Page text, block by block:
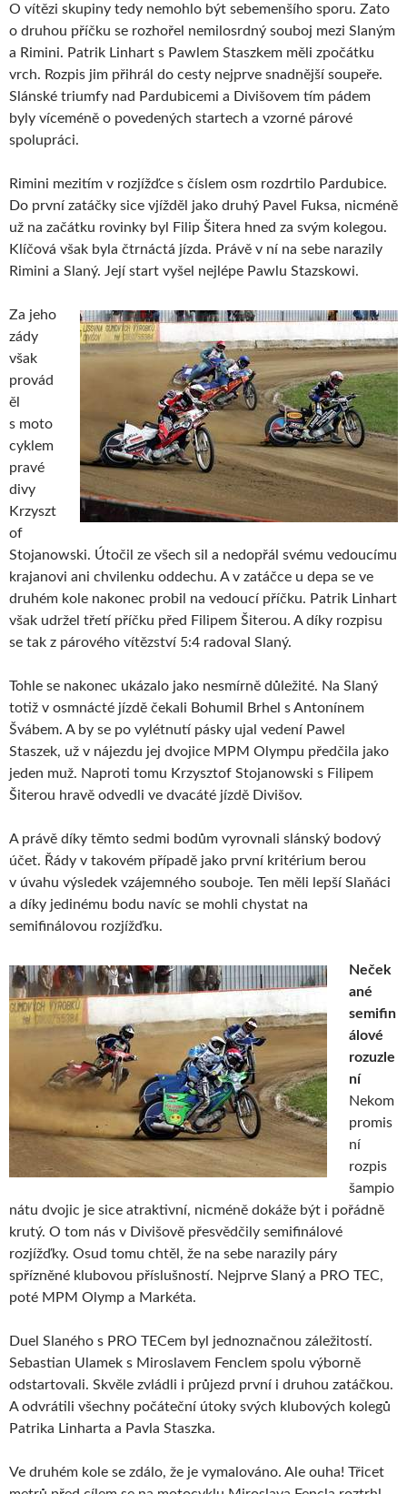
O vítězi skupiny tedy nemohlo být sebemenšího sporu. Zato
o druhou příčku se rozhořel nemilosrdný souboj mezi Slaným
a Rimini. Patrik Linhart s Pawlem Staszkem měli zpočátku
vrch. Rozpis jim přihrál do cesty nejprve snadnější soupeře.
Slánské triumfy nad Pardubicemi a Divišovem tím pádem
byly víceméně o povedených startech a vzorné párové
spolupráci.
Rimini mezitím v rozjížďce s číslem osm rozdrtilo Pardubice.
Do první zatáčky sice vjížděl jako druhý Pavel Fuksa, nicméně
už na začátku rovinky byl Filip Šitera hned za svým kolegou.
Klíčová však byla čtrnáctá jízda. Právě v ní na sebe narazily
Rimini a Slaný. Její start vyšel nejlépe Pawlu Stazskowi.
Za jeho
zády
však
provád
ěl
s moto
cyklem
pravé
divy
Krzyszt
of
Stojanowski. Útočil ze všech sil a nedopřál svému vedoucímu
krajanovi ani chvilenku oddechu. A v zatáčce u depa se ve
druhém kole nakonec probil na vedoucí příčku. Patrik Linhart
však udržel třetí příčku před Filipem Šiterou. A díky rozpisu
se tak z párového vítězství 5:4 radoval Slaný.
Tohle se nakonec ukázalo jako nesmírně důležité. Na Slaný
totiž v osmnácté jízdě čekali Bohumil Brhel s Antonínem
Švábem. A by se po vylétnutí pásky ujal vedení Pawel
Staszek, už v nájezdu jej dvojice MPM Olympu předčila jako
jeden muž. Naproti tomu Krzysztof Stojanowski s Filipem
Šiterou hravě odvedli ve dvacáté jízdě Divišov.
A právě díky těmto sedmi bodům vyrovnali slánský bodový
účet. Řády v takovém případě jako první kritérium berou
v úvahu výsledek vzájemného souboje. Ten měli lepší Slaňáci
a díky jedinému bodu navíc se mohli chystat na
semifinálovou rozjížďku.
Neček
ané
semifin
álové
rozuzle
ní
Nekom
promis
ní
rozpis
šampio
nátu dvojic je sice atraktivní, nicméně dokáže být i pořádně
krutý. O tom nás v Divišově přesvědčily semifinálové
rozjížďky. Osud tomu chtěl, že na sebe narazily páry
spřízněné klubovou příslušností. Nejprve Slaný a PRO TEC,
poté MPM Olymp a Markéta.
Duel Slaného s PRO TECem byl jednoznačnou záležitostí.
Sebastian Ulamek s Miroslavem Fenclem spolu výborně
odstartovali. Skvěle zvládli i průjezd první i druhou zatáčkou.
A odvrátili všechny počáteční útoky svých klubových kolegů
Patrika Linharta a Pavla Staszka.
Ve druhém kole se zdálo, že je vymalováno. Ale ouha! Třicet